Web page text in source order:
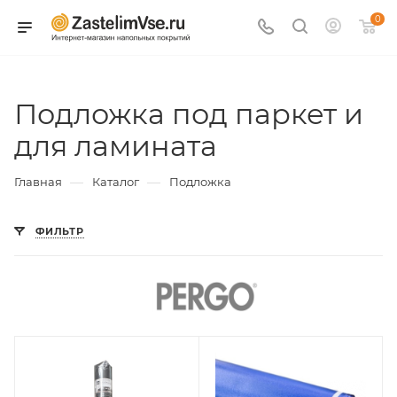
0
Подложка под паркет и
для ламината
Главная — Каталог — Подложка
ФИЛЬТР